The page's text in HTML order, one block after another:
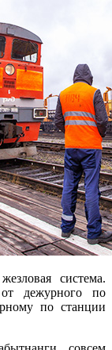
система.
дежурного по
по станции